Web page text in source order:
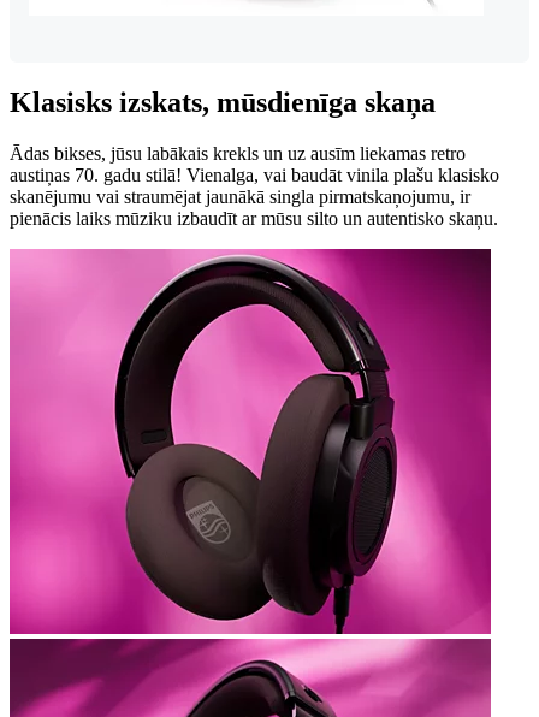
Klasisks izskats, mūsdienīga skaņa
Ādas bikses, jūsu labākais krekls un uz ausīm liekamas retro
austiņas 70. gadu stilā! Vienalga, vai baudāt vinila plašu klasisko
skanējumu vai straumējat jaunākā singla pirmatskaņojumu, ir
pienācis laiks mūziku izbaudīt ar mūsu silto un autentisko skaņu.